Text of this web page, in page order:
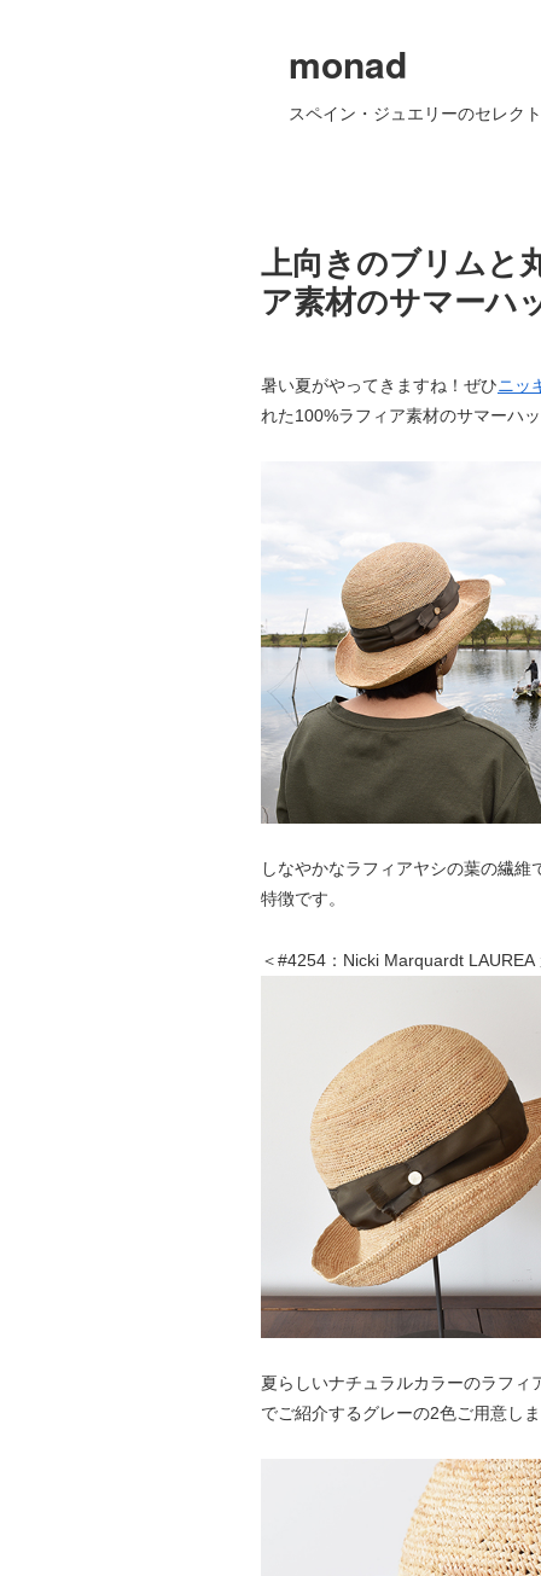
monad
スペイン・ジュエリーのセレク
上向きのブリムと
ア素材のサマーハ
暑い夏がやってきますね！ぜひニッ
れた100%ラフィア素材のサマーハ
しなやかなラフィアヤシの葉の繊
特徴です。
＜#4254：Nicki Marquardt LAUREA
夏らしいナチュラルカラーのラフ
でご紹介するグレーの2色ご用意し